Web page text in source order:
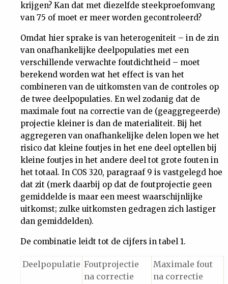
krijgen? Kan dat met diezelfde steekproefomvang
van 75 of moet er meer worden gecontroleerd?
Omdat hier sprake is van heterogeniteit – in de zin
van onafhankelijke deelpopulaties met een
verschillende verwachte foutdichtheid – moet
berekend worden wat het effect is van het
combineren van de uitkomsten van de controles op
de twee deelpopulaties. En wel zodanig dat de
maximale fout na correctie van de (geaggregeerde)
projectie kleiner is dan de materialiteit. Bij het
aggregeren van onafhankelijke delen lopen we het
risico dat kleine foutjes in het ene deel optellen bij
kleine foutjes in het andere deel tot grote fouten in
het totaal. In COS 320, paragraaf 9 is vastgelegd hoe
dat zit (merk daarbij op dat de foutprojectie geen
gemiddelde is maar een meest waarschijnlijke
uitkomst; zulke uitkomsten gedragen zich lastiger
dan gemiddelden).
De combinatie leidt tot de cijfers in tabel 1.
Deelpopulatie Foutprojectie
na correctie
Maximale fout
na correctie